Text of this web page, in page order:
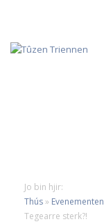
Jo bin hjir:
Thús» Evenementen
Tegearre sterk?!